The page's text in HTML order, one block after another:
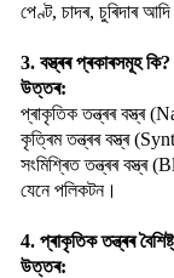
পেণ্ট, চাদৰ, চুৰিদাৰ
3. বস্ত্ৰৰ প্ৰকাৰসমূহ কি?
উত্তৰ:
প্ৰাকৃতিক তন্ত্ৰৰ বস্ত্ৰ
কৃত্ৰিম তন্ত্ৰৰ বস্ত্ৰ
সংমিশ্ৰিত তন্ত্ৰৰ
যেনে পলিকটন।
4. প্ৰাকৃতিক তন্ত্ৰৰ
উত্তৰ: